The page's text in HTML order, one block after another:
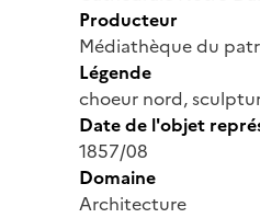
Producteur
Médiathèque du
Légende
choeur nord,
Date de l'objet
1857/08
Domaine
Architecture